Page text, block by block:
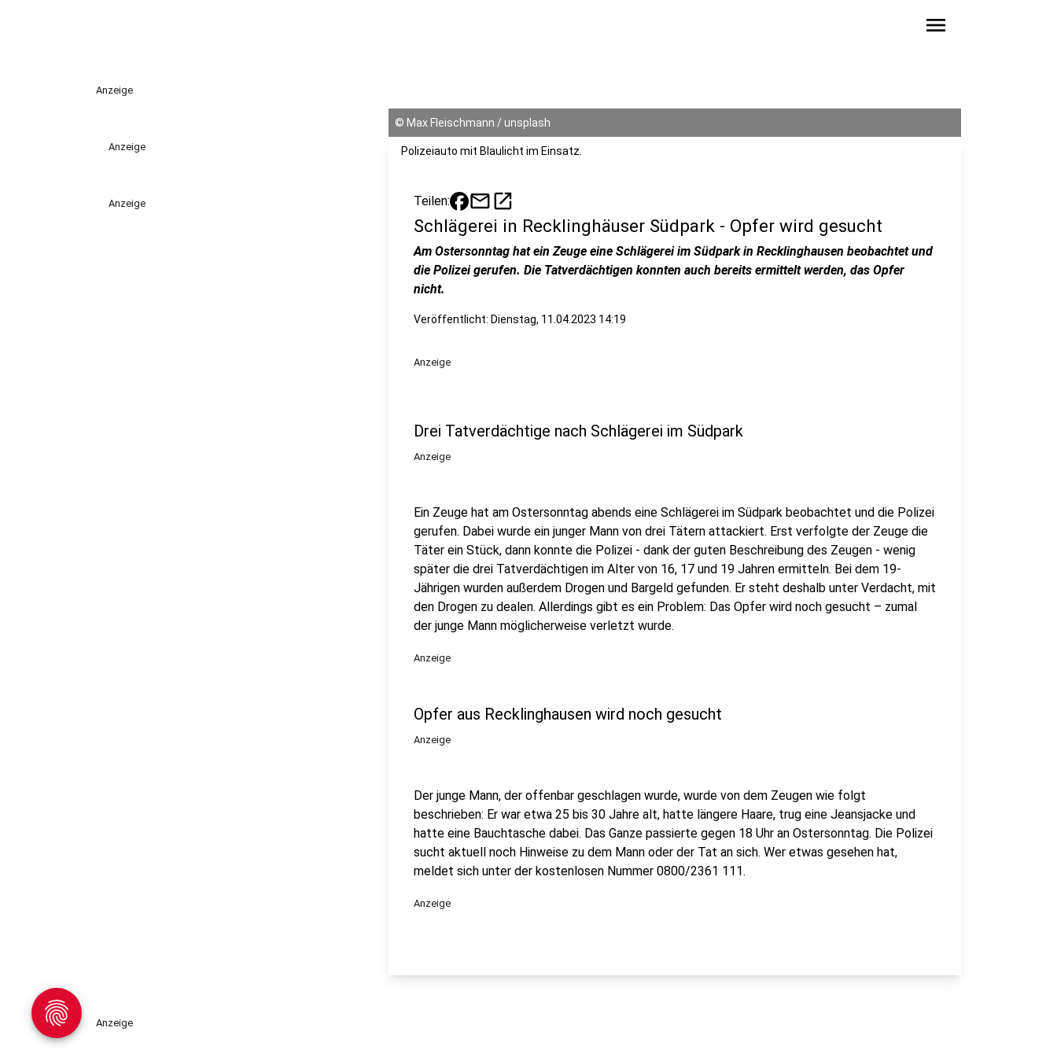
menu
Anzeige
Anzeige
Anzeige
© Max Fleischmann / unsplash
Polizeiauto mit Blaulicht im Einsatz.
Teilen: mailopen_in_new
Schlägerei in Recklinghäuser Südpark - Opfer wird gesucht
Am Ostersonntag hat ein Zeuge eine Schlägerei im Südpark in Recklinghausen beobachtet und
die Polizei gerufen. Die Tatverdächtigen konnten auch bereits ermittelt werden, das Opfer
nicht.
Veröffentlicht: Dienstag, 11.04.2023 14:19
Anzeige
Drei Tatverdächtige nach Schlägerei im Südpark
Anzeige
Ein Zeuge hat am Ostersonntag abends eine Schlägerei im Südpark beobachtet und die Polizei
gerufen. Dabei wurde ein junger Mann von drei Tätern attackiert. Erst verfolgte der Zeuge die
Täter ein Stück, dann konnte die Polizei - dank der guten Beschreibung des Zeugen - wenig
später die drei Tatverdächtigen im Alter von 16, 17 und 19 Jahren ermitteln. Bei dem 19-
Jährigen wurden außerdem Drogen und Bargeld gefunden. Er steht deshalb unter Verdacht, mit
den Drogen zu dealen. Allerdings gibt es ein Problem: Das Opfer wird noch gesucht – zumal
der junge Mann möglicherweise verletzt wurde.
Anzeige
Opfer aus Recklinghausen wird noch gesucht
Anzeige
Der junge Mann, der offenbar geschlagen wurde, wurde von dem Zeugen wie folgt
beschrieben: Er war etwa 25 bis 30 Jahre alt, hatte längere Haare, trug eine Jeansjacke und
hatte eine Bauchtasche dabei. Das Ganze passierte gegen 18 Uhr an Ostersonntag. Die Polizei
sucht aktuell noch Hinweise zu dem Mann oder der Tat an sich. Wer etwas gesehen hat,
meldet sich unter der kostenlosen Nummer 0800/2361 111.
Anzeige
Anzeige